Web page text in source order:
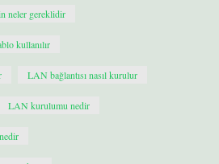
neler gereklidir
kullanılır
LAN bağlantısı nasıl kurulur
LAN kurulumu nedir